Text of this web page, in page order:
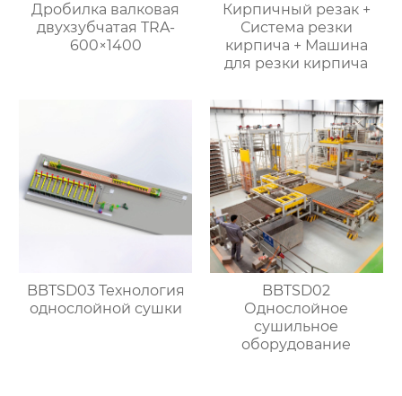
Дробилка валковая
двухзубчатая TRA-
600×1400
Кирпичный резак +
Система резки
кирпича + Машина
для резки кирпича
BBTSD03 Технология
однослойной сушки
BBTSD02
Однослойное
сушильное
оборудование